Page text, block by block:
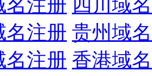
名注册 四川域
名注册 贵州域
名注册 香港域